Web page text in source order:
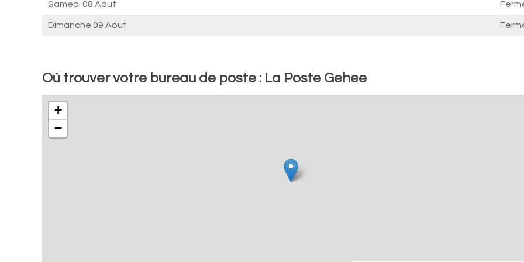
Samedi 08 Aout
Dimanche 09 Aout
Où trouver votre bureau de poste : La Poste Gehee
+
−